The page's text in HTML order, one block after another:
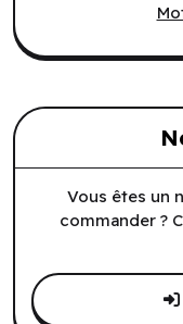
Vous êtes un
commander ?